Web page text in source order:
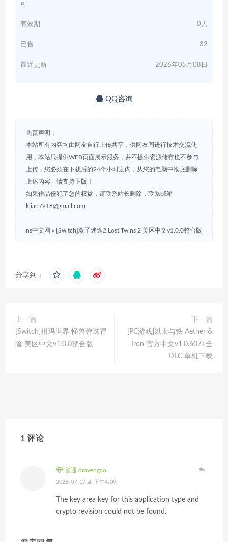
可
有效期 0天
已售 32
最近更新 2026年05月08日
QQ咨询
免责声明：
本站所有内容均由网友自行上传共享，供网友间进行技术交流使
用，本站只提供WEB页面展示服务，并不提供资源储存也不参与
上传，您必须在下载后的24个小时之内，从您的电脑中彻底删除
上述内容。请支持正版！
如果作品侵犯了您的权益，请联系站长删除，联系邮箱
kjian7918@gmail.com
ns中文网 » [Switch]双子迷途2 Lost Twins 2 美区中文v1.0.0整合版
分享到：
上一篇
[Switch]祖玛世界 怪兽弹珠冒
险 美区中文v1.0.0整合版
下一篇
[PC游戏]以太与铁 Aether &
Iron 官方中文v1.0.607+全
DLC 单机下载
1 评论
普通 dravengao
2026-07-19 at 下午4:09
The key area key for this application type and
crypto revision could not be found.